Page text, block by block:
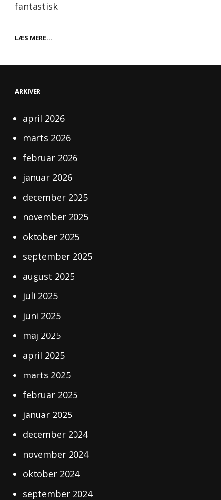
fantastisk
LÆS MERE…
ARKIVER
april 2026
marts 2026
februar 2026
januar 2026
december 2025
november 2025
oktober 2025
september 2025
august 2025
juli 2025
juni 2025
maj 2025
april 2025
marts 2025
februar 2025
januar 2025
december 2024
november 2024
oktober 2024
september 2024